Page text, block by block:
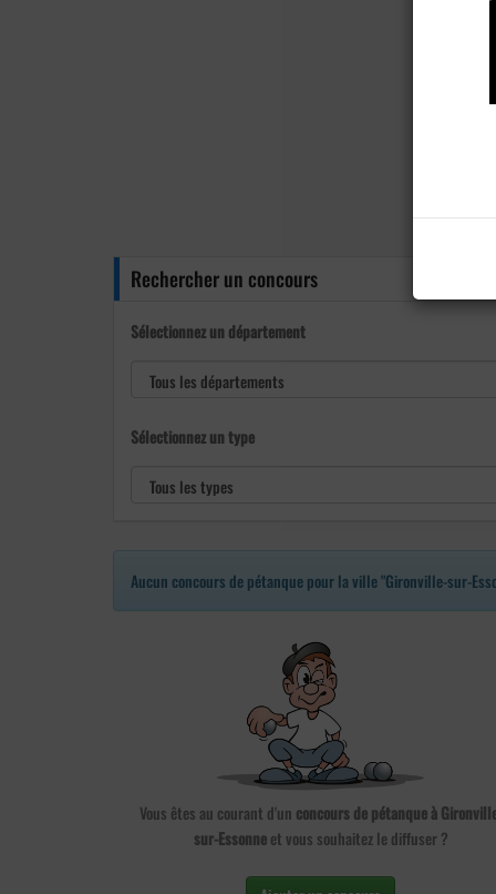
Rechercher un concours
Sélectionnez un département
Sélectionnez un type
Aucun concours de pétanque pour la ville "Gironville-sur-
Vous êtes au courant d'un concours de pétanque à
sur-Essonneet vous souhaitez le diffuser ?